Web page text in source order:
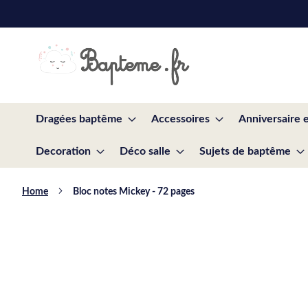
to
Dragées baptême Accessoires Anniversaire
Decoration Déco salle Sujets de baptême
Home Bloc notes Mickey - 72 pages